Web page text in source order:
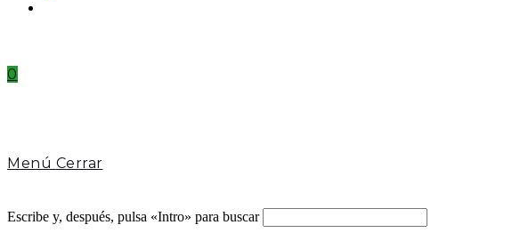
0
Menú Cerrar
Escribe y, después, pulsa «Intro» para buscar